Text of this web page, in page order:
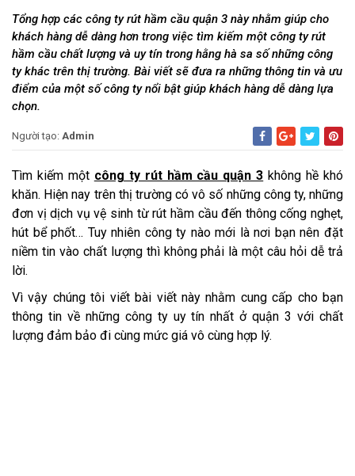
Tổng hợp các công ty rút hầm cầu quận 3 này nhằm giúp cho
khách hàng dễ dàng hơn trong việc tìm kiếm một công ty rút
hầm cầu chất lượng và uy tín trong hằng hà sa số những công
ty khác trên thị trường. Bài viết sẽ đưa ra những thông tin và ưu
điểm của một số công ty nổi bật giúp khách hàng dễ dàng lựa
chọn.
Người tạo: Admin
Tìm kiếm một công ty rút hầm cầu quận 3 không hề khó
khăn. Hiện nay trên thị trường có vô số những công ty, những
đơn vị dịch vụ vệ sinh từ rút hầm cầu đến thông cống nghẹt,
hút bể phốt… Tuy nhiên công ty nào mới là nơi bạn nên đặt
niềm tin vào chất lượng thì không phải là một câu hỏi dễ trả
lời.
Vì vậy chúng tôi viết bài viết này nhằm cung cấp cho bạn
thông tin về những công ty uy tín nhất ở quận 3 với chất
lượng đảm bảo đi cùng mức giá vô cùng hợp lý.